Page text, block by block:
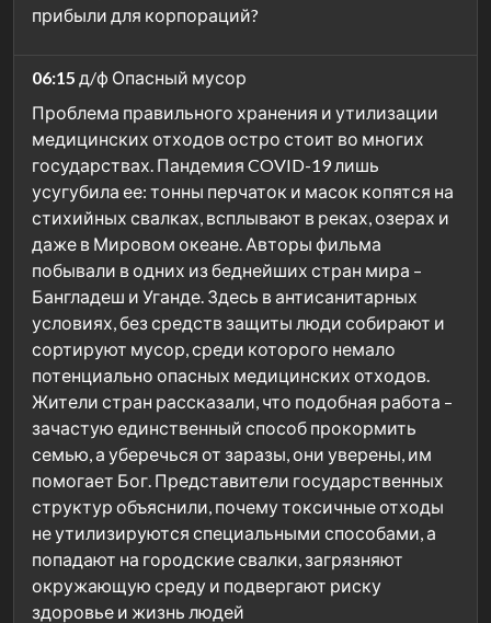
прибыли для корпораций?
06:15 д/ф Опасный мусор
Проблема правильного хранения и утилизации
медицинских отходов остро стоит во многих
государствах. Пандемия COVID-19 лишь
усугубила ее: тонны перчаток и масок копятся на
стихийных свалках, всплывают в реках, озерах и
даже в Мировом океане. Авторы фильма
побывали в одних из беднейших стран мира –
Бангладеш и Уганде. Здесь в антисанитарных
условиях, без средств защиты люди собирают и
сортируют мусор, среди которого немало
потенциально опасных медицинских отходов.
Жители стран рассказали, что подобная работа –
зачастую единственный способ прокормить
семью, а уберечься от заразы, они уверены, им
помогает Бог. Представители государственных
структур объяснили, почему токсичные отходы
не утилизируются специальными способами, а
попадают на городские свалки, загрязняют
окружающую среду и подвергают риску
здоровье и жизнь людей